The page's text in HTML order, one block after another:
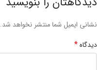
نشانی ایمیل شما منتشر نخواهد شد.
دیدگاه*